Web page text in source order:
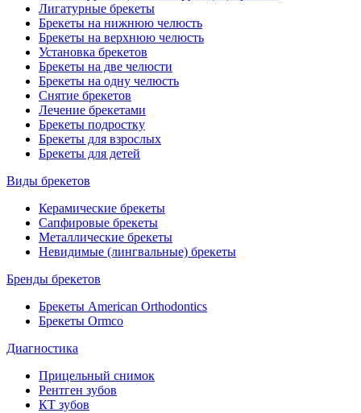
Лигатурные брекеты
Брекеты на нижнюю челюсть
Брекеты на верхнюю челюсть
Установка брекетов
Брекеты на две челюсти
Брекеты на одну челюсть
Снятие брекетов
Лечение брекетами
Брекеты подростку
Брекеты для взрослых
Брекеты для детей
Виды брекетов
Керамические брекеты
Сапфировые брекеты
Металлические брекеты
Невидимые (лингвальные) брекеты
Бренды брекетов
Брекеты American Orthodontics
Брекеты Ormco
Диагностика
Прицельный снимок
Рентген зубов
КТ зубов